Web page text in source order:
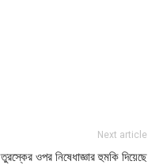
Next article
তুরস্কের ওপর নিষেধাজ্ঞার হুমকি দিয়েছে